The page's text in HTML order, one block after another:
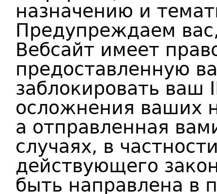
назначению и
Предупреждаем
Вебсайт имеет
предоставленную
заблокировать ваш
осложнения ваших
а отправленная
случаях, в
действующего
быть направлена в